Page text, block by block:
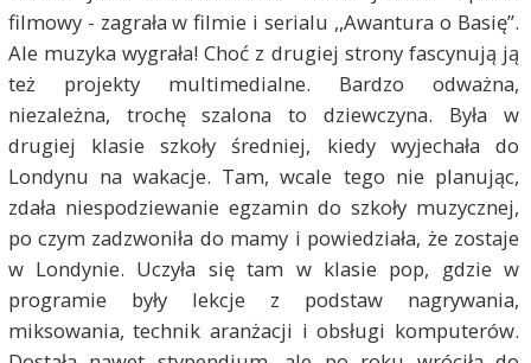
filmowy - zagrała w filmie i serialu ,,Awantura o Basię”.
Ale muzyka wygrała! Choć z drugiej strony fascynują ją
też projekty multimedialne. Bardzo odważna,
niezależna, trochę szalona to dziewczyna. Była w
drugiej klasie szkoły średniej, kiedy wyjechała do
Londynu na wakacje. Tam, wcale tego nie planując,
zdała niespodziewanie egzamin do szkoły muzycznej,
po czym zadzwoniła do mamy i powiedziała, że zostaje
w Londynie. Uczyła się tam w klasie pop, gdzie w
programie były lekcje z podstaw nagrywania,
miksowania, technik aranżacji i obsługi komputerów.